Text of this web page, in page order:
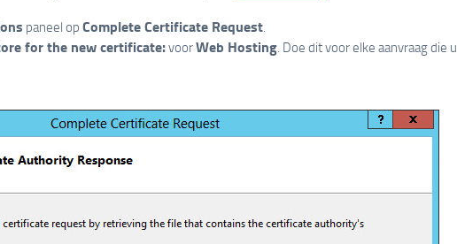
paneel op Complete Certificate Request.
for the new certificate:voorWeb Hosting. Doe dit voor elke aanvraag die u